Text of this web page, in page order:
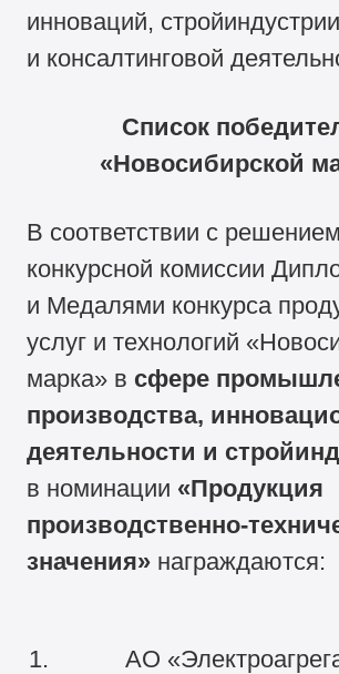
инноваций, стройиндустрии
и консалтинговой
Список
«Новосибирской
В соответствии с решением
конкурсной комиссии
и Медалями конкурса
услуг и технологий
марка» в сфере
производства,
деятельности и
в номинации «Продукция
производственно-
значения» награждаются:
1.
АО